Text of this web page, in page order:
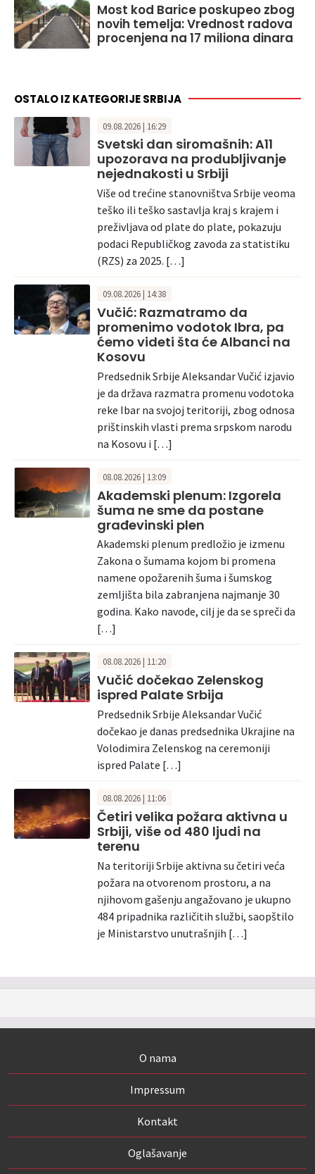
Most kod Barice poskupeo zbog
novih temelja: Vrednost radova
procenjena na 17 miliona dinara
OSTALO IZ KATEGORIJE SRBIJA
09.08.2026 | 16:29
Svetski dan siromašnih: A11
upozorava na produbljivanje
nejednakosti u Srbiji
Više od trećine stanovništva Srbije veoma
teško ili teško sastavlja kraj s krajem i
preživljava od plate do plate, pokazuju
podaci Republičkog zavoda za statistiku
(RZS) za 2025. […]
09.08.2026 | 14:38
Vučić: Razmatramo da
promenimo vodotok Ibra, pa
ćemo videti šta će Albanci na
Kosovu
Predsednik Srbije Aleksandar Vučić izjavio
je da država razmatra promenu vodotoka
reke Ibar na svojoj teritoriji, zbog odnosa
prištinskih vlasti prema srpskom narodu
na Kosovu i […]
08.08.2026 | 13:09
Akademski plenum: Izgorela
šuma ne sme da postane
građevinski plen
Akademski plenum predložio je izmenu
Zakona o šumama kojom bi promena
namene opožarenih šuma i šumskog
zemljišta bila zabranjena najmanje 30
godina. Kako navode, cilj je da se spreči da
[…]
08.08.2026 | 11:20
Vučić dočekao Zelenskog
ispred Palate Srbija
Predsednik Srbije Aleksandar Vučić
dočekao je danas predsednika Ukrajine na
Volodimira Zelenskog na ceremoniji
ispred Palate […]
08.08.2026 | 11:06
Četiri velika požara aktivna u
Srbiji, više od 480 ljudi na
terenu
Na teritoriji Srbije aktivna su četiri veća
požara na otvorenom prostoru, a na
njihovom gašenju angažovano je ukupno
484 pripadnika različitih službi, saopštilo
je Ministarstvo unutrašnjih […]
O nama
Impressum
Kontakt
Oglašavanje